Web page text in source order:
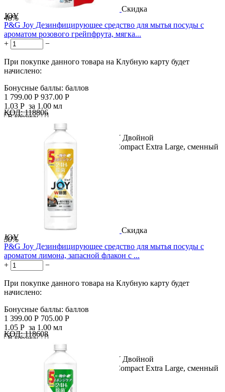
Скидка
48%
JOY
P&G Joy Дезинфицирующее средство для мытья посуды с
ароматом розового грейпфрута, мягка...
+
−
При покупке данного товара на Клубную карту будет
начислено:
Бонусные баллы: баллов
1 799.00 Р 937.00 Р
1.03 Р за 1.00 мл
В корзину

Название продукта: P&G Joy JOY Двойной
дезинфицирующий раствор Joy Compact Extra Large, сменный
блок 910 мл....
КОД: 118806
Скидка
50%
JOY
P&G Joy Дезинфицирующее средство для мытья посуды с
ароматом лимона, запасной флакон с ...
+
−
При покупке данного товара на Клубную карту будет
начислено:
Бонусные баллы: баллов
1 399.00 Р 705.00 Р
1.05 Р за 1.00 мл
В корзину

Название продукта: P&G Joy JOY Двойной
дезинфицирующий раствор Joy Compact Extra Large, сменный
блок 670 мл....
КОД: 118608